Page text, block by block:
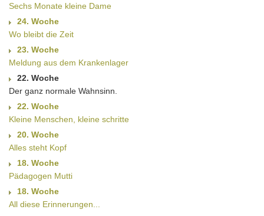
Sechs Monate kleine Dame
24. Woche
Wo bleibt die Zeit
23. Woche
Meldung aus dem Krankenlager
22. Woche
Der ganz normale Wahnsinn.
22. Woche
Kleine Menschen, kleine schritte
20. Woche
Alles steht Kopf
18. Woche
Pädagogen Mutti
18. Woche
All diese Erinnerungen...